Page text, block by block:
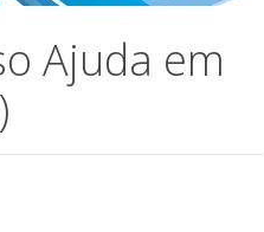
Ajuda em